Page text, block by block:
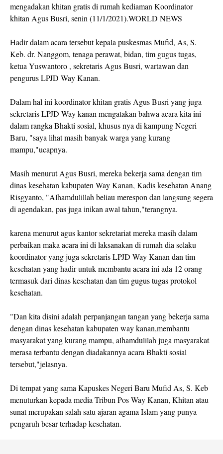
mengadakan khitan gratis di rumah kediaman Koordinator
khitan Agus Busri, senin (11/1/2021).WORLD NEWS
Hadir dalam acara tersebut kepala puskesmas Mufid, As, S.
Keb. dr. Nanggom, tenaga perawat, bidan, tim gugus tugas,
ketua Yuswantoro , sekretaris Agus Busri, wartawan dan
pengurus LPJD Way Kanan.
Dalam hal ini koordinator khitan gratis Agus Busri yang juga
sekretaris LPJD Way kanan mengatakan bahwa acara kita ini
dalam rangka Bhakti sosial, khusus nya di kampung Negeri
Baru, "saya lihat masih banyak warga yang kurang
mampu,"ucapnya.
Masih menurut Agus Busri, mereka bekerja sama dengan tim
dinas kesehatan kabupaten Way Kanan, Kadis kesehatan Anang
Risgyanto, "Alhamdulillah beliau merespon dan langsung segera
di agendakan, pas juga inikan awal tahun,"terangnya.
karena menurut agus kantor sekretariat mereka masih dalam
perbaikan maka acara ini di laksanakan di rumah dia selaku
koordinator yang juga sekretaris LPJD Way Kanan dan tim
kesehatan yang hadir untuk membantu acara ini ada 12 orang
termasuk dari dinas kesehatan dan tim gugus tugas protokol
kesehatan.
"Dan kita disini adalah perpanjangan tangan yang bekerja sama
dengan dinas kesehatan kabupaten way kanan,membantu
masyarakat yang kurang mampu, alhamdulilah juga masyarakat
merasa terbantu dengan diadakannya acara Bhakti sosial
tersebut,"jelasnya.
Di tempat yang sama Kapuskes Negeri Baru Mufid As, S. Keb
menuturkan kepada media Tribun Pos Way Kanan, Khitan atau
sunat merupakan salah satu ajaran agama Islam yang punya
pengaruh besar terhadap kesehatan.